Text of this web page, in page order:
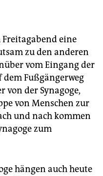
eine
zu den anderen
vom Eingang der
dem Fußgängerweg
von der Synagoge,
von Menschen zur
und nach kommen
zum
hängen auch heute